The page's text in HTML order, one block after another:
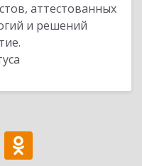
аттестованных
и решений